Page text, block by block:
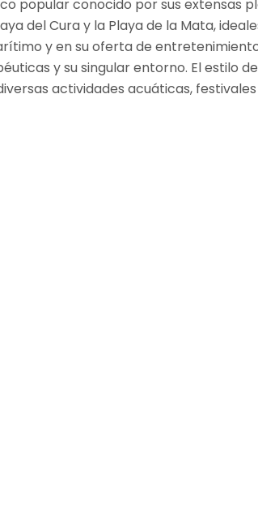
popular conocido por sus
del Cura y la Playa de la Mata,
y en su oferta de
y su singular entorno. El estilo
actividades acuáticas,